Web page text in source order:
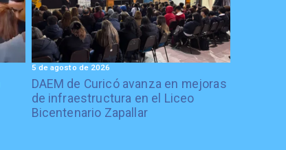
DAEM de Curicó avanza en mejoras
de infraestructura en el Liceo
Bicentenario Zapallar
5 de agosto de 2026